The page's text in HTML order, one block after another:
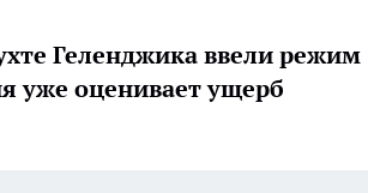
Геленджика ввели режим
уже оценивает ущерб